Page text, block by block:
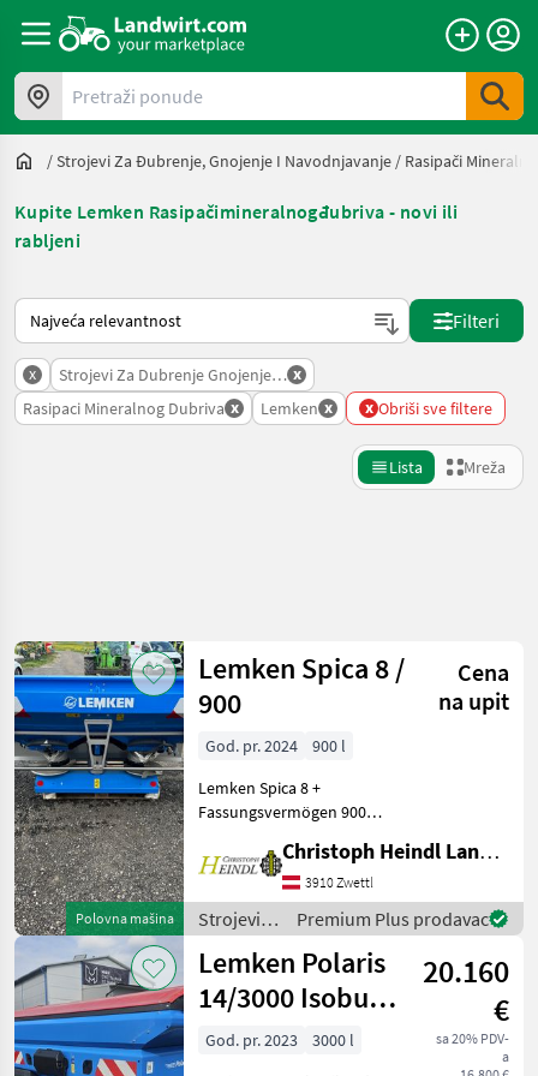
Pretraži ponude
/Strojevi Za Đubrenje, Gnojenje I Navodnjavanje / Rasipači
Kupite Lemken Rasipačimineralnogđubriva - novi ili
rabljeni
Način na koji sortira Landwirt.com
Filteri
x Strojevi Za Dubrenje Gnojenje I Navodnjavanje
x
Rasipaci Mineralnog Dubriva x Lemken x x Obriši sve filtere
Lista Mreža
Kategorija 4 Država Filteri
TRENUTNA
PUTANJA
Poljoprivredna
tehnika
Strojevi Za
Dubrenje
Gnojenje I
Navodnjavanje
Rasipaci
Mineralnog
Dubriva
Lemken
IZABERITE
Resetuj
Prikaži 8
rezultata
Polovna mašina
Lemken Spica 8 /
900
Cena
na upit
God. pr. 2024
900 l
Lemken Spica 8 +
Fassungsvermögen 900
Gelenkwelle +
Grenzstreueinrichtung +
elektrische Bedienung
Standort Großglobnitz
Christoph Heindl Landtechnik GmbH, Waldviertel
3910 Zwettl
Strojevi
za
đubrenje,
gnojenje i
navodnjavanje
/ Lemken
Premium Plus prodavac
Lemken Polaris
14/3000 Isobus
Wiegestreuer
20.160
€
sa 20% PDV-
a
God. pr. 2023
3000 l